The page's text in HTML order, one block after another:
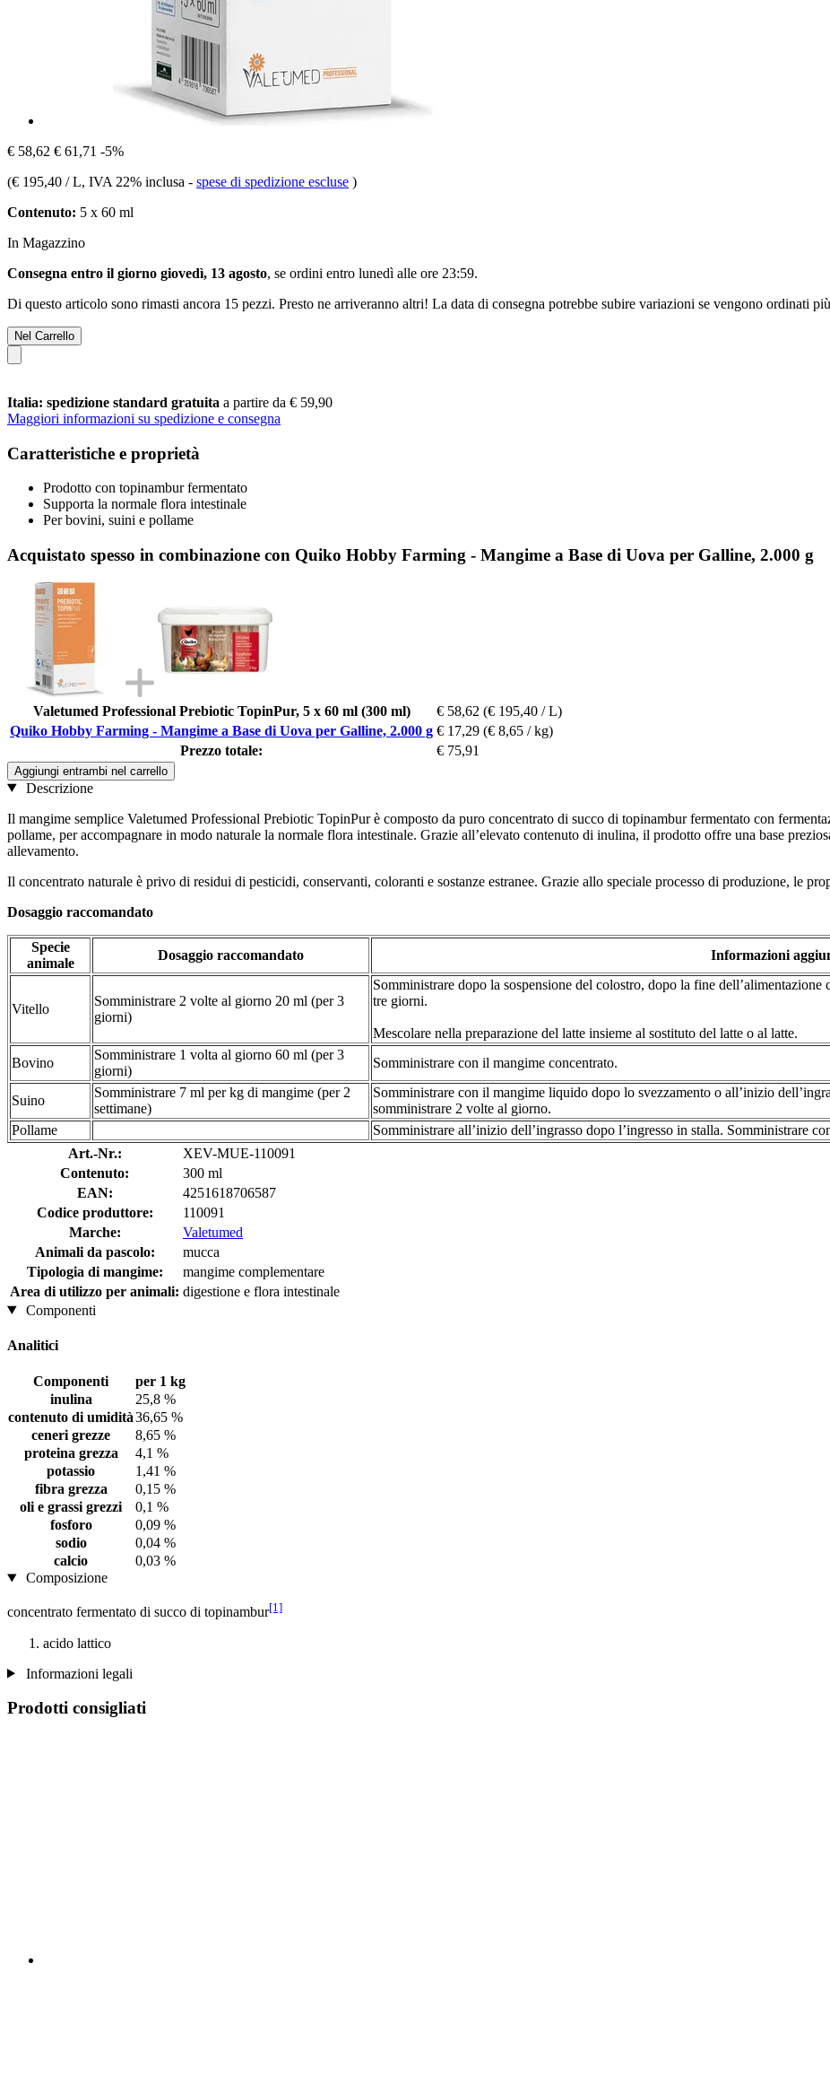
€ 58,62 € 61,71 -5%
(€ 195,40 / L, IVA 22% inclusa - spese di spedizione escluse )
Contenuto: 5 x 60 ml
In Magazzino
Consegna entro il giorno giovedì, 13 agosto, se ordini entro lunedì alle ore 23:59.
Di questo articolo sono rimasti ancora 15 pezzi. Presto ne arriveranno altri! La data di consegna potrebbe subire variazioni se vengono ordinati
Nel Carrello
Italia: spedizione standard gratuita a partire da € 59,90
Maggiori informazioni su spedizione e consegna
Caratteristiche e proprietà
Prodotto con topinambur fermentato
Supporta la normale flora intestinale
Per bovini, suini e pollame
Acquistato spesso in combinazione con Quiko Hobby Farming - Mangime a Base di Uova per Galline, 2.000 g
Valetumed Professional Prebiotic TopinPur, 5 x 60 ml (300 ml) € 58,62 (€ 195,40 / L)
Quiko Hobby Farming - Mangime a Base di Uova per Galline, 2.000 g € 17,29 (€ 8,65 / kg)
Prezzo totale:
€ 75,91
Aggiungi entrambi nel carrello
Descrizione
Il mangime semplice Valetumed Professional Prebiotic TopinPur è composto da puro concentrato di succo di topinambur fermentato con
pollame, per accompagnare in modo naturale la normale flora intestinale. Grazie all’elevato contenuto di inulina, il prodotto offre una base
allevamento.
Il concentrato naturale è privo di residui di pesticidi, conservanti, coloranti e sostanze estranee. Grazie allo speciale processo di produzione, le
Dosaggio raccomandato
Specie
animale
Dosaggio raccomandato Informazioni
Vitello
Somministrare 2 volte al giorno 20 ml (per 3
giorni)
Somministrare dopo la sospensione del colostro, dopo la fine
tre giorni.
Mescolare nella preparazione del latte insieme al sostituto del latte o al latte.
Bovino
Somministrare 1 volta al giorno 60 ml (per 3
giorni)
Somministrare con il mangime concentrato.
Suino
Somministrare 7 ml per kg di mangime (per 2
settimane)
Somministrare con il mangime liquido dopo lo svezzamento o all’inizio
somministrare 2 volte al giorno.
Pollame
Somministrare all’inizio dell’ingrasso dopo l’ingresso in stalla. Somministrare
Art.-Nr.:
XEV-MUE-110091
Contenuto:
300 ml
EAN:
4251618706587
Codice produttore:
110091
Marche:
Valetumed
Animali da pascolo:
mucca
Tipologia di mangime:
mangime complementare
Area di utilizzo per animali: digestione e flora intestinale
Componenti
Analitici
Componenti
per 1 kg
inulina
25,8 %
contenuto di umidità36,65 %
ceneri grezze
8,65 %
proteina grezza
4,1 %
potassio
1,41 %
fibra grezza
0,15 %
oli e grassi grezzi
0,1 %
fosforo
0,09 %
sodio
0,04 %
calcio
0,03 %
Composizione
concentrato fermentato di succo di topinambur[1]
acido lattico
Informazioni legali
Prodotti consigliati